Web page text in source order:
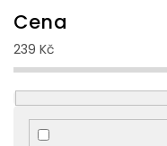
n
í
p
r
o
d
u
Cena
239 Kč